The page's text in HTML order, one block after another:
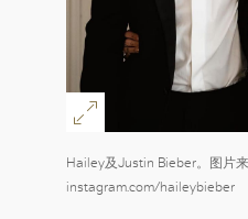
Hailey及Justin Bieber。图片来
instagram.com/haileybieber